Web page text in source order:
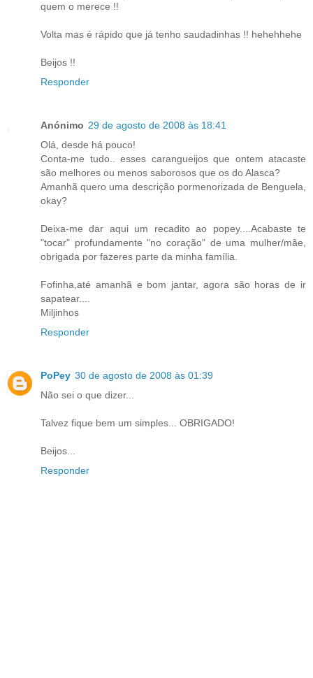
quem o merece !!
Volta mas é rápido que já tenho saudadinhas !! hehehhehe
Beijos !!
Responder
Anónimo 29 de agosto de 2008 às 18:41
Olá, desde há pouco!
Conta-me tudo.. esses carangueijos que ontem atacaste
são melhores ou menos saborosos que os do Alasca?
Amanhã quero uma descrição pormenorizada de Benguela,
okay?
Deixa-me dar aqui um recadito ao popey....Acabaste te
"tocar" profundamente "no coração" de uma mulher/mãe,
obrigada por fazeres parte da minha família.
Fofinha,até amanhã e bom jantar, agora são horas de ir
sapatear....
Miljinhos
Responder
PoPey 30 de agosto de 2008 às 01:39
Não sei o que dizer...
Talvez fique bem um simples... OBRIGADO!
Beijos...
Responder